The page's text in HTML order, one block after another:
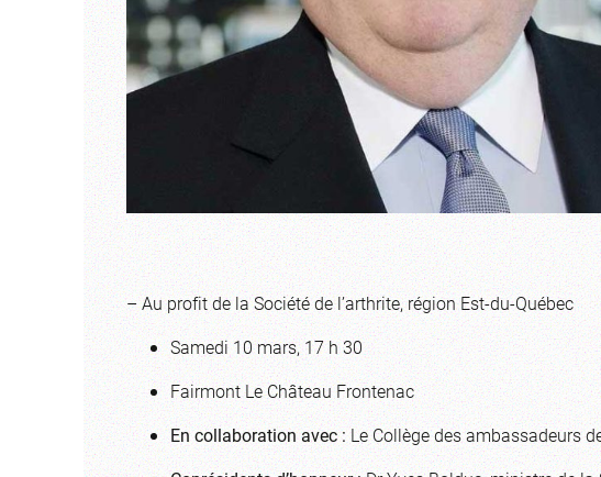
– Au profit de la Société de l’arthrite, région Est-du-Québec
Samedi 10 mars, 17 h 30
Fairmont Le Château Frontenac
En collaboration avec :Le Collège des ambassadeurs